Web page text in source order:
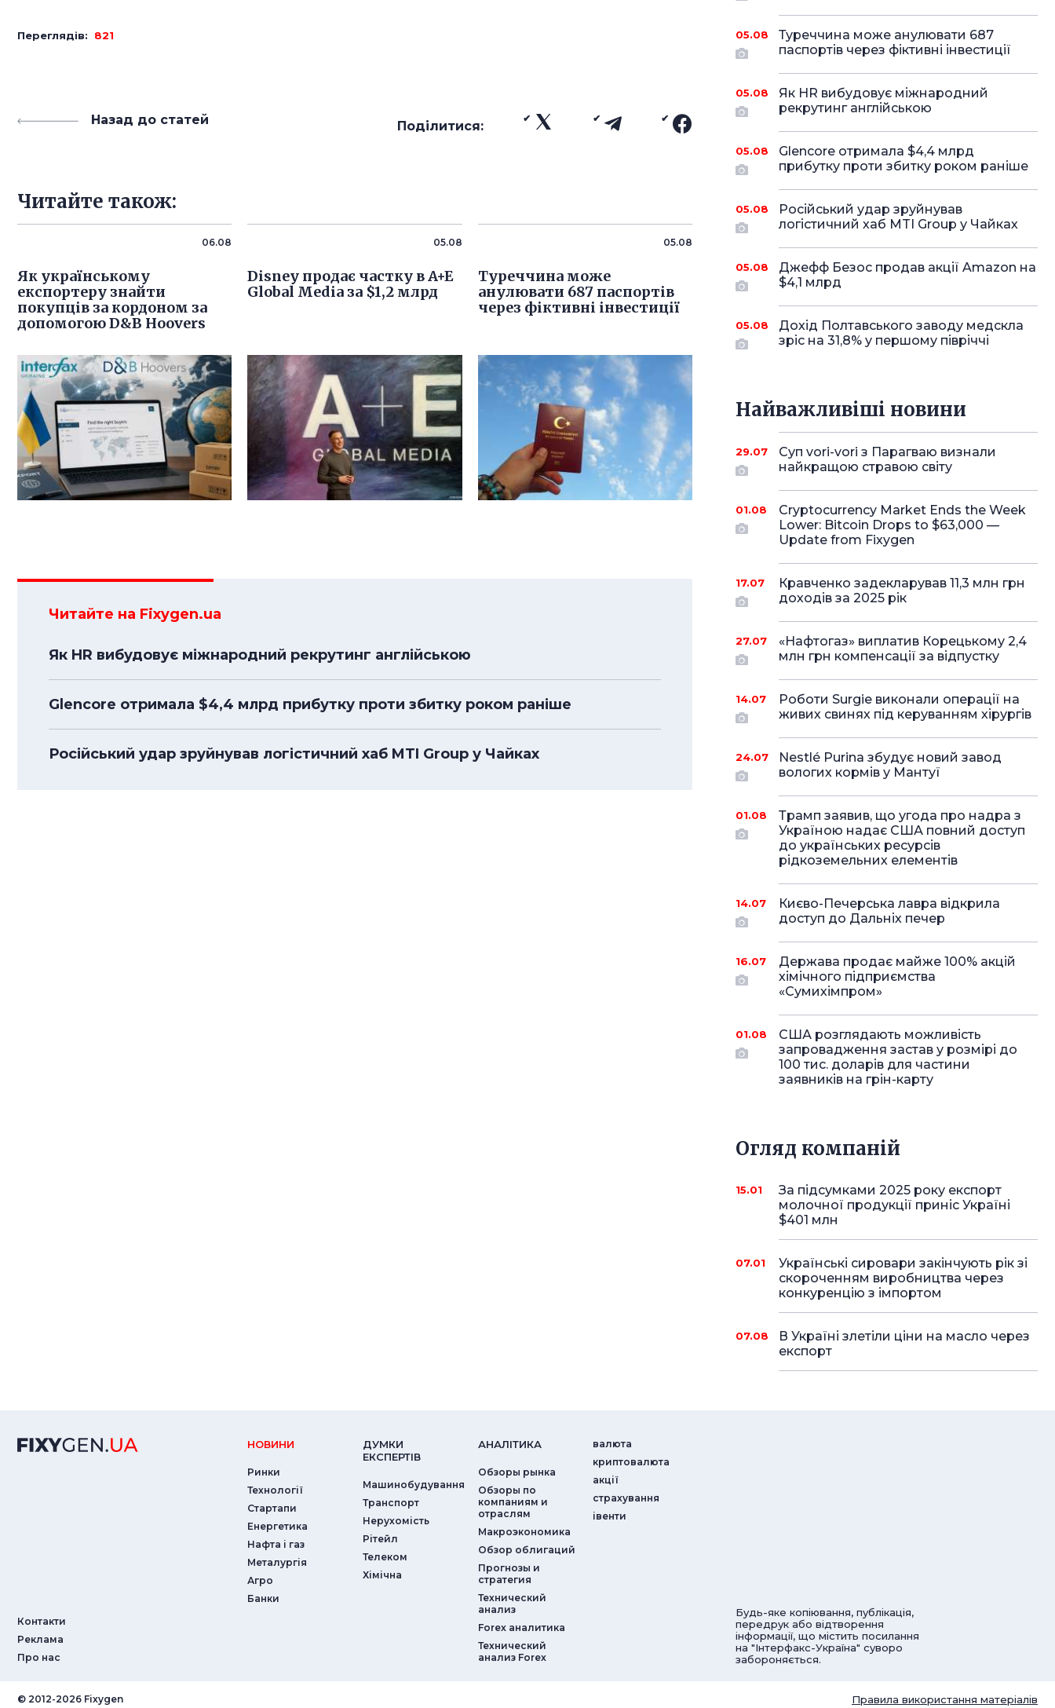
Переглядів: 821
Назад до статей Поділитися:
Читайте також:
06.08
Як українському
експортеру знайти
покупців за кордоном за
допомогою D&B Hoovers
05.08
Disney продає частку в A+E
Global Media за $1,2 млрд
05.08
Туреччина може
анулювати 687 паспортів
через фіктивні інвестиції
Читайте на Fixygen.ua
Як HR вибудовує міжнародний рекрутинг англійською
Glencore отримала $4,4 млрд прибутку проти збитку роком раніше
Російський удар зруйнував логістичний хаб MTI Group у Чайках
05.08
Туреччина може анулювати 687
паспортів через фіктивні інвестиції
05.08
Як HR вибудовує міжнародний
рекрутинг англійською
05.08
Glencore отримала $4,4 млрд
прибутку проти збитку роком раніше
05.08
Російський удар зруйнував
логістичний хаб MTI Group у Чайках
05.08
Джефф Безос продав акції Amazon на
$4,1 млрд
05.08
Дохід Полтавського заводу медскла
зріс на 31,8% у першому півріччі
Найважливіші новини
29.07
Суп vori-vori з Парагваю визнали
найкращою стравою світу
01.08
Cryptocurrency Market Ends the Week
Lower: Bitcoin Drops to $63,000 —
Update from Fixygen
17.07
Кравченко задекларував 11,3 млн грн
доходів за 2025 рік
27.07
«Нафтогаз» виплатив Корецькому 2,4
млн грн компенсації за відпустку
14.07
Роботи Surgie виконали операції на
живих свинях під керуванням хірургів
24.07
Nestlé Purina збудує новий завод
вологих кормів у Мантуї
01.08
Трамп заявив, що угода про надра з
Україною надає США повний доступ
до українських ресурсів
рідкоземельних елементів
14.07
Києво-Печерська лавра відкрила
доступ до Дальніх печер
16.07
Держава продає майже 100% акцій
хімічного підприємства
«Сумихімпром»
01.08
США розглядають можливість
запровадження застав у розмірі до
100 тис. доларів для частини
заявників на грін-карту
Огляд компаній
15.01
За підсумками 2025 року експорт
молочної продукції приніс Україні
$401 млн
07.01
Українські сировари закінчують рік зі
скороченням виробництва через
конкуренцію з імпортом
07.08
В Україні злетіли ціни на масло через
експорт
Контакти
Реклама
Про нас
НОВИНИ
Ринки
Технології
Стартапи
Енергетика
Нафта і газ
Металургія
Агро
Банки
ДУМКИ
ЕКСПЕРТIВ
Машинобудування
Транспорт
Нерухомість
Рітейл
Телеком
Хімічна
АНАЛIТИКА
Обзоры рынка
Обзоры по
компаниям и
отраслям
Макроэкономика
Обзор облигаций
Прогнозы и
стратегия
Технический
анализ
Forex аналитика
Технический
анализ Forex
валюта
криптовалюта
акції
страхування
iвенти
Будь-яке копіювання, публікація,
передрук або відтворення
інформації, що містить посилання
на "Інтерфакс-Україна" суворо
забороняється.
© ‎2012-2026 Fixygen Правила використання матеріалів